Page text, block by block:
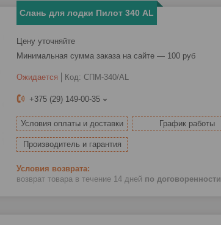
Слань для лодки Пилот 340 AL
Цену уточняйте
Минимальная сумма заказа на сайте — 100 руб
Ожидается Код: СПМ-340/AL
+375 (29) 149-00-35
Условия оплаты и доставки График работы
Производитель и гарантия
возврат товара в течение 14 дней по договоренности